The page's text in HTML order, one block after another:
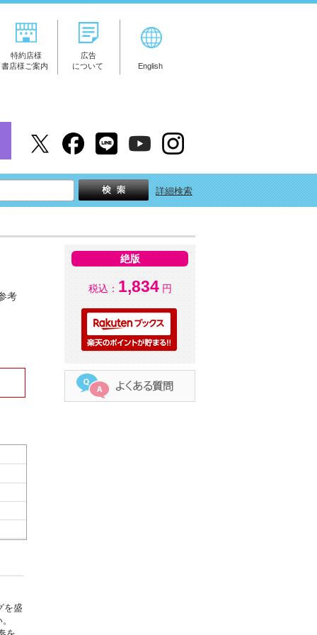
特約店様
書店様ご案内
広告
について
English
詳細検索
考
を盛
絶版
税込： 1,834円